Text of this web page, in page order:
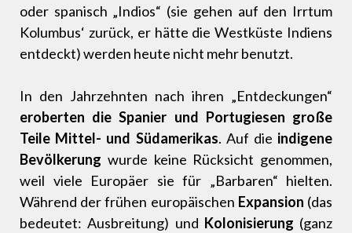
oder spanisch „Indios“ (sie gehen auf den Irrtum
Kolumbus‘ zurück, er hätte die Westküste Indiens
entdeckt) werden heute nicht mehr benutzt.
In den Jahrzehnten nach ihren „Entdeckungen“
eroberten die Spanier und Portugiesen große
Teile Mittel- und Südamerikas. Auf die indigene
Bevölkerung wurde keine Rücksicht genommen,
weil viele Europäer sie für „Barbaren“ hielten.
Während der frühen europäischen Expansion (das
bedeutet: Ausbreitung) und Kolonisierung (ganz